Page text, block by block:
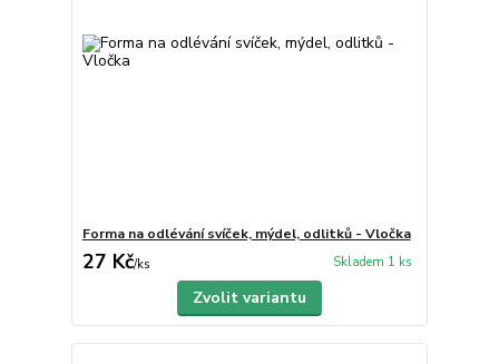
Forma na odlévání svíček, mýdel, odlitků - Vločka
27 Kč/ks Skladem 1 ks
Zvolit variantu